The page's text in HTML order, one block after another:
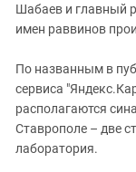
Шабаев и главный
имен раввинов
По названным в
сервиса
располагаются
Ставрополе – две
лаборатория.